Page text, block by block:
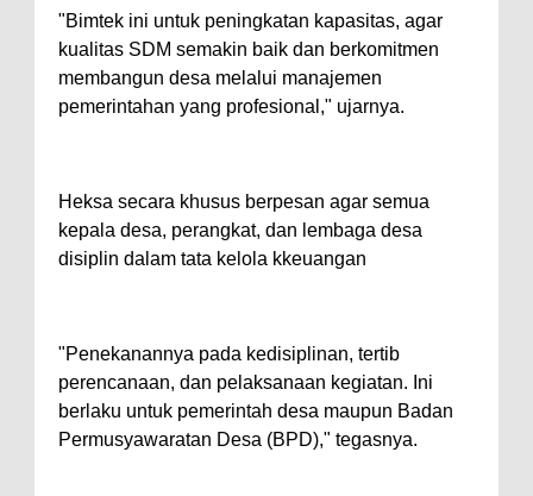
"Bimtek ini untuk peningkatan kapasitas, agar
kualitas SDM semakin baik dan berkomitmen
membangun desa melalui manajemen
pemerintahan yang profesional," ujarnya.
Heksa secara khusus berpesan agar semua
kepala desa, perangkat, dan lembaga desa
disiplin dalam tata kelola kkeuangan
"Penekanannya pada kedisiplinan, tertib
perencanaan, dan pelaksanaan kegiatan. Ini
berlaku untuk pemerintah desa maupun Badan
Permusyawaratan Desa (BPD)," tegasnya.